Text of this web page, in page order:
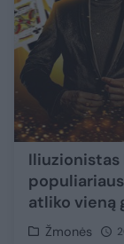
Iliuzionistas
atliko vieną
Žmonės